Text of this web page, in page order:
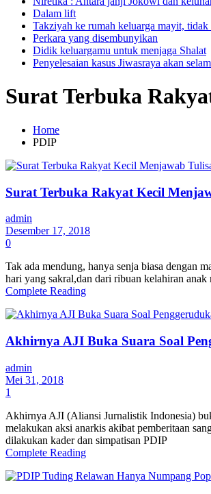
Dalam lift
Takziyah ke rumah keluarga mayit, tidak
Perkara yang disembunyikan
Didik keluargamu untuk menjaga Shalat
Penyelesaian kasus Jiwasraya akan
Surat Terbuka
Home
PDIP
Surat Terbuka Rakyat Kecil
admin
Desember 17, 2018
0
Tak ada mendung, hanya senja biasa dengan
hari yang sakral,dan dari ribuan kelahiran
Complete Reading
Akhirnya AJI Buka Suara Soal
admin
Mei 31, 2018
1
Akhirnya AJI (Aliansi Jurnalistik Indonesia)
melakukan aksi anarkis akibat pemberitaan
dilakukan kader dan simpatisan PDIP
Complete Reading